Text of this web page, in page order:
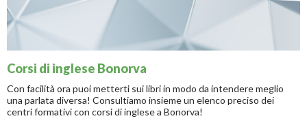
Corsi di inglese Bonorva
Con facilità ora puoi metterti sui libri in modo da intendere meglio
una parlata diversa! Consultiamo insieme un elenco preciso dei
centri formativi con corsi di inglese a Bonorva!